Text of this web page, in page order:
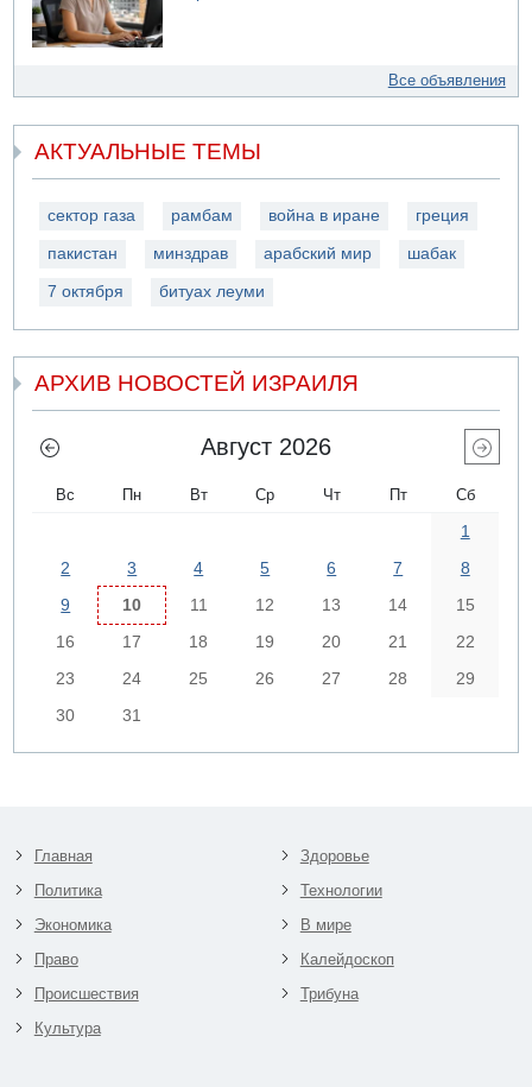
Все объявления
АКТУАЛЬНЫЕ ТЕМЫ
сектор газа рамбам война в иране греция
пакистан минздрав арабский мир шабак
7 октября битуах леуми
АРХИВ НОВОСТЕЙ ИЗРАИЛЯ
Август 2026
Вс Пн Вт Ср Чт Пт Сб
1
2
3 4 5 6 7
8
9
10 11 12 13 14
15
16
17 18 19 20 21
22
23
24 25 26 27 28
29
30
31
Главная
Политика
Экономика
Право
Происшествия
Культура
Здоровье
Технологии
В мире
Калейдоскоп
Трибуна